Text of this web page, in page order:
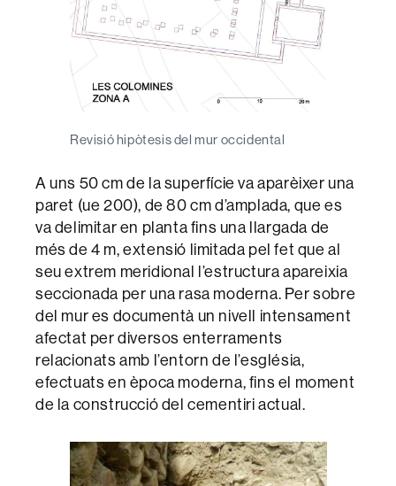
Revisió hipòtesis del mur occidental
A uns 50 cm de la superfície va aparèixer una
paret (ue 200), de 80 cm d’amplada, que es
va delimitar en planta fins una llargada de
més de 4 m, extensió limitada pel fet que al
seu extrem meridional l’estructura apareixia
seccionada per una rasa moderna. Per sobre
del mur es documentà un nivell intensament
afectat per diversos enterraments
relacionats amb l’entorn de l’església,
efectuats en època moderna, fins el moment
de la construcció del cementiri actual.